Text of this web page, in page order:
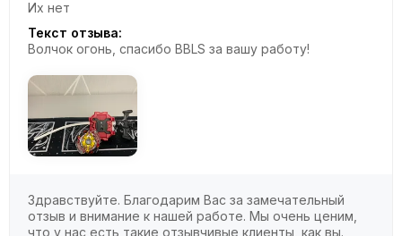
Их нет
Текст отзыва:
Волчок огонь, спасибо BBLS за вашу работу!
Здравствуйте. Благодарим Вас за замечательный
отзыв и внимание к нашей работе. Мы очень ценим,
что у нас есть такие отзывчивые клиенты, как вы.